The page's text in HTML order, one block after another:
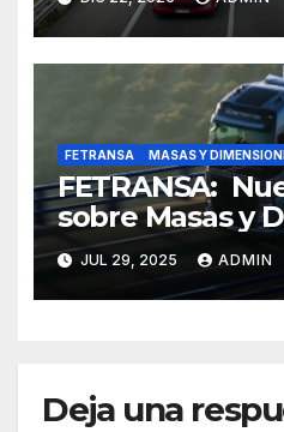
silencio del
Hacienda con
prórroga del
módulos que
limbo fiscal a
autónomos del
FETRANSA MASAS Y
FETRANSA:
sobre Masas y
JUL 29, 2025 ADMIN
Deja una